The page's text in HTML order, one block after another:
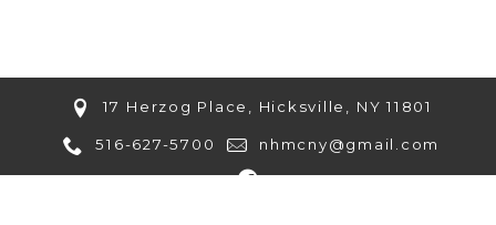
17 Herzog Place, Hicksville, NY 11801
516-627-5700 nhmcny@gmail.com